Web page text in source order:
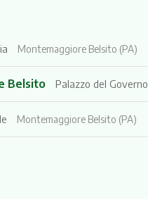
Montemaggiore Belsito (PA)
Belsito Palazzo del Governo
Montemaggiore Belsito (PA)